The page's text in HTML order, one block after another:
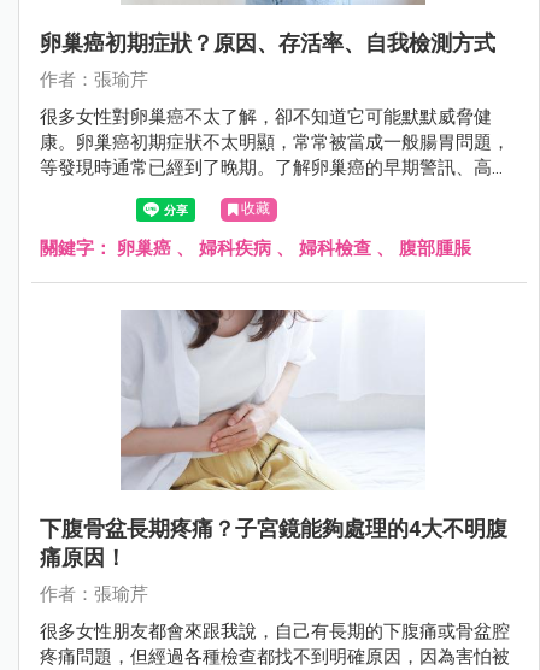
卵巢癌初期症狀？原因、存活率、自我檢測方式
作者：張瑜芹
很多女性對卵巢癌不太了解，卻不知道它可能默默威脅健
康。卵巢癌初期症狀不太明顯，常常被當成一般腸胃問題，
等發現時通常已經到了晚期。了解卵巢癌的早期警訊、高風
險因素和檢查方式，對提高存活機會非常重要。
收藏
關鍵字： 卵巢癌 、 婦科疾病 、 婦科檢查 、 腹部腫脹
下腹骨盆長期疼痛？子宮鏡能夠處理的4大不明腹
痛原因！
作者：張瑜芹
很多女性朋友都會來跟我說，自己有長期的下腹痛或骨盆腔
疼痛問題，但經過各種檢查都找不到明確原因，因為害怕被